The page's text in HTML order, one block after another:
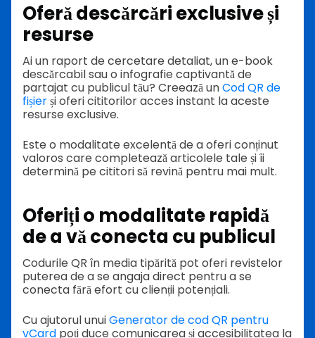
Oferă descărcări exclusive și
resurse
Ai un raport de cercetare detaliat, un e-book
descărcabil sau o infografie captivantă de
partajat cu publicul tău? Creează unCod QR de
fișierși oferi cititorilor acces instant la aceste
resurse exclusive.
Este o modalitate excelentă de a oferi conținut
valoros care completează articolele tale și îi
determină pe cititori să revină pentru mai mult.
Oferiți o modalitate rapidă
de a vă conecta cu publicul
Codurile QR în media tipărită pot oferi revistelor
puterea de a se angaja direct pentru a se
conecta fără efort cu clienții potențiali.
Cu ajutorul unuiGenerator de cod QR pentru
vCard poți duce comunicarea și accesibilitatea la